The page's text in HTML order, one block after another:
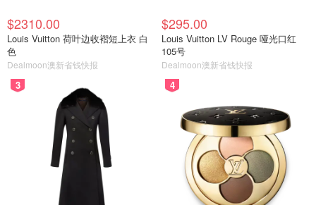
$2310.00
Louis Vuitton 荷叶边收褶短上衣 白
色
Dealmoon澳新省钱快报
$295.00
Louis Vuitton LV Rouge 哑光口红
105号
Dealmoon澳新省钱快报
3 4